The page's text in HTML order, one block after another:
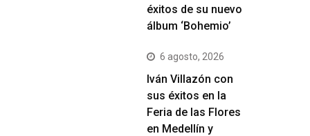
éxitos de su nuevo
álbum ‘Bohemio’
6 agosto, 2026
Iván Villazón con
sus éxitos en la
Feria de las Flores
en Medellín y